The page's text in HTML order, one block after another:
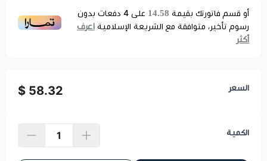
أو قسم فاتورتك بقيمة 14.58 على 4 دفعات بدون
رسوم تأخير، متوافقة مع الشريعة الإسلامية اعرف
أكثر
السعر 58.32 $
الكمية